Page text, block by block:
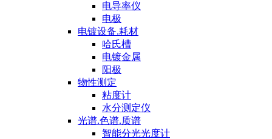
电导率仪
电极
电镀设备.耗材
哈氏槽
电镀金属
阳极
物性测定
粘度计
水分测定仪
光谱.色谱.质谱
智能分光光度计